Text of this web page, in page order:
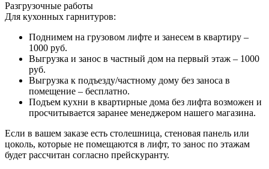
Разгрузочные работы
Для кухонных гарнитуров:
Поднимем на грузовом лифте и занесем в квартиру –
1000 руб.
Выгрузка и занос в частный дом на первый этаж – 1000
руб.
Выгрузка к подъезду/частному дому без заноса в
помещение – бесплатно.
Подъем кухни в квартирные дома без лифта возможен и
просчитывается заранее менеджером нашего магазина.
Если в вашем заказе есть столешница, стеновая панель или
цоколь, которые не помещаются в лифт, то занос по этажам
будет рассчитан согласно прейскуранту.